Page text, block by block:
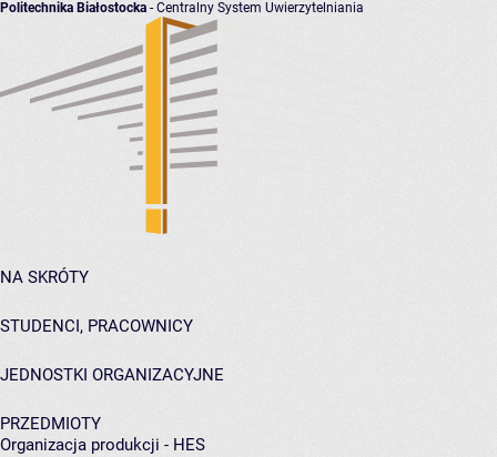
Politechnika Białostocka - Centralny System Uwierzytelniania
NA SKRÓTY
STUDENCI, PRACOWNICY
JEDNOSTKI ORGANIZACYJNE
PRZEDMIOTY
Organizacja produkcji - HES